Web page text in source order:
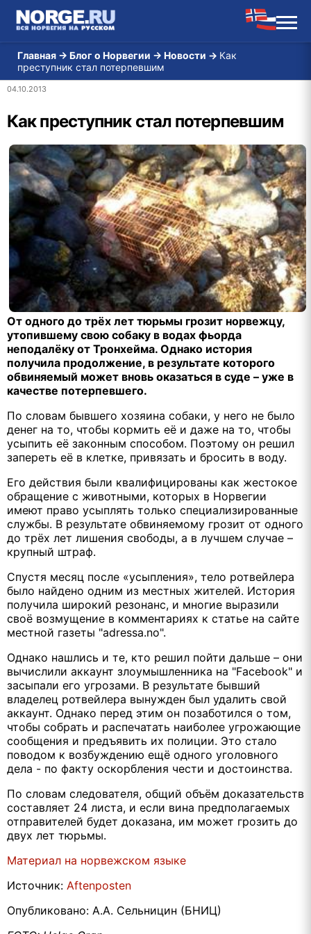
Главная → Блог о Норвегии → Новости → Как
преступник стал потерпевшим
04.10.2013
Как преступник стал потерпевшим
От одного до трёх лет тюрьмы грозит норвежцу,
утопившему свою собаку в водах фьорда
неподалёку от Тронхейма. Однако история
получила продолжение, в результате которого
обвиняемый может вновь оказаться в суде – уже в
качестве потерпевшего.
По словам бывшего хозяина собаки, у него не было
денег на то, чтобы кормить её и даже на то, чтобы
усыпить её законным способом. Поэтому он решил
запереть её в клетке, привязать и бросить в воду.
Его действия были квалифицированы как жестокое
обращение с животными, которых в Норвегии
имеют право усыплять только специализированные
службы. В результате обвиняемому грозит от одного
до трёх лет лишения свободы, а в лучшем случае –
крупный штраф.
Спустя месяц после «усыпления», тело ротвейлера
было найдено одним из местных жителей. История
получила широкий резонанс, и многие выразили
своё возмущение в комментариях к статье на сайте
местной газеты "adressa.no".
Однако нашлись и те, кто решил пойти дальше – они
вычислили аккаунт злоумышленника на "Facebook" и
засыпали его угрозами. В результате бывший
владелец ротвейлера вынужден был удалить свой
аккаунт. Однако перед этим он позаботился о том,
чтобы собрать и распечатать наиболее угрожающие
сообщения и предъявить их полиции. Это стало
поводом к возбуждению ещё одного уголовного
дела - по факту оскорбления чести и достоинства.
По словам следователя, общий объём доказательств
составляет 24 листа, и если вина предполагаемых
отправителей будет доказана, им может грозить до
двух лет тюрьмы.
Материал на норвежском языке
Источник: Aftenposten
Опубликовано: А.А. Сельницин (БНИЦ)